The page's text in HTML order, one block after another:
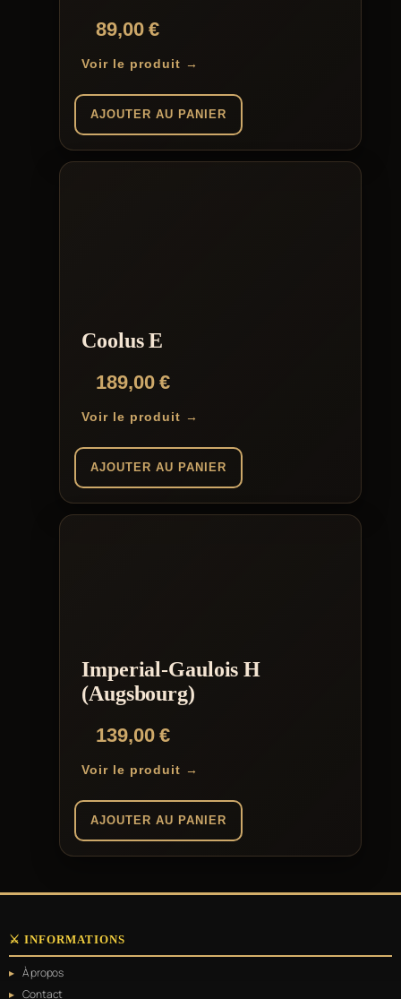
89,00€
Voir le produit →
AJOUTER AU PANIER
Coolus E
189,00€
Voir le produit →
AJOUTER AU PANIER
Imperial-Gaulois H
(Augsbourg)
139,00€
Voir le produit →
AJOUTER AU PANIER
⚔️ INFORMATIONS
À propos
Contact